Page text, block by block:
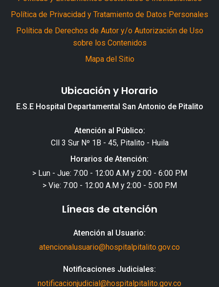
Política de Privacidad y Tratamiento de Datos Personales
Política de Derechos de Autor y/o Autorización de Uso
sobre los Contenidos
Mapa del Sitio
Ubicación y Horario
E.S.E Hospital Departamental San Antonio de Pitalito
Atención al Público:
Cll 3 Sur Nº 1B - 45, Pitalito - Huila
Horarios de Atención:
> Lun - Jue: 7:00 - 12:00 A.M y 2:00 - 6:00 P.M
> Vie: 7:00 - 12:00 A.M y 2:00 - 5:00 P.M
Líneas de atención
Atención al Usuario:
atencionalusuario@hospitalpitalito.gov.co
Notificaciones Judiciales:
notificacionjudicial@hospitalpitalito.gov.co